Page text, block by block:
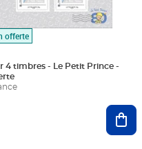
offerte
4 timbres - Le Petit Prince -